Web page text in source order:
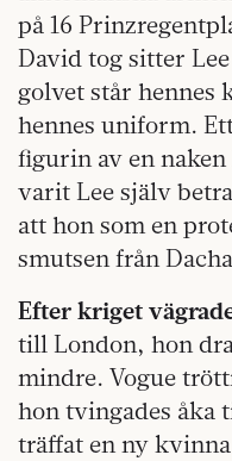
på 16
David tog sitter
golvet står hennes
hennes uniform.
figurin av en
varit Lee själv
att hon som en
smutsen från
Efter kriget
till London, hon
mindre. Vogue
hon tvingades åka
träffat en ny